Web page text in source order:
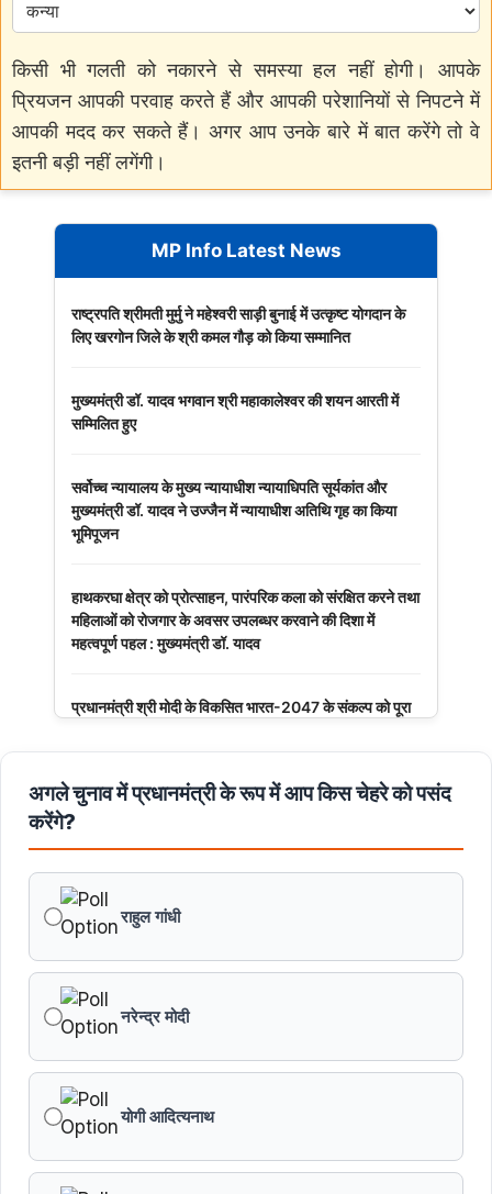
किसी भी गलती को नकारने से समस्या हल नहीं होगी। आपके
प्रियजन आपकी परवाह करते हैं और आपकी परेशानियों से निपटने में
आपकी मदद कर सकते हैं। अगर आप उनके बारे में बात करेंगे तो वे
इतनी बड़ी नहीं लगेंगी।
MP Info Latest News
राष्ट्रपति श्रीमती मुर्मु ने महेश्वरी साड़ी बुनाई में उत्कृष्ट योगदान के
लिए खरगोन जिले के श्री कमल गौड़ को किया सम्मानित
मुख्यमंत्री डॉ. यादव भगवान श्री महाकालेश्‍वर की शयन आरती में
सम्मिलित हुए
सर्वोच्च न्यायालय के मुख्‍य न्‍यायाधीश न्यायाधिपति सूर्यकांत और
मुख्यमंत्री डॉ. यादव ने उज्जैन में न्यायाधीश अतिथि गृह का किया
भूमिपूजन
हाथकरघा क्षेत्र को प्रोत्साहन, पारंपरिक कला को संरक्षित करने तथा
महिलाओं को रोजगार के अवसर उपलब्धर करवाने की दिशा में
महत्वपूर्ण पहल : मुख्यमंत्री डॉ. यादव
प्रधानमंत्री श्री मोदी के विकसित भारत-2047 के संकल्प को पूरा
बंदियों की समय पूर्व रिहाई दूसरे बंदियों को भी अच्छे आचरण के लिए
करेगी प्रोत्साहित : मुख्यमंत्री डॉ. यादव
छिंदवाड़ा को औद्योगिक हब बनाने की दिशा में तेज होंगे प्रयास :
मुख्यमंत्री डॉ. यादव
जन सेवा में संवेदनशीलता ही सुशासन की पहचान : मुख्यमंत्री डॉ.
प्रशिक्षु छात्राएं आत्मविश्वास रखें, तकनीकी दक्षता के साथ अपनी
जड़ों से जुड़े : मुख्यमंत्री डॉ. यादव
अगले चुनाव में प्रधानमंत्री के रूप में आप किस चेहरे को पसंद
करेंगे?
राहुल गांधी
नरेन्द्र मोदी
योगी आदित्यनाथ